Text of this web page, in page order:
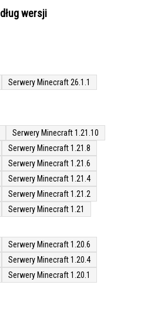
wersji
Serwery Minecraft 26.1.1
Serwery Minecraft 1.21.10
Serwery Minecraft 1.21.8
Serwery Minecraft 1.21.6
Serwery Minecraft 1.21.4
Serwery Minecraft 1.21.2
Serwery Minecraft 1.21
Serwery Minecraft 1.20.6
Serwery Minecraft 1.20.4
Serwery Minecraft 1.20.1